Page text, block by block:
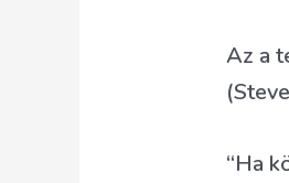
Az a
“Ha